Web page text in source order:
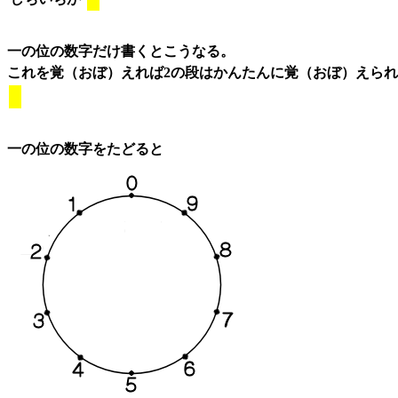
一の位の数字だけ書くとこうなる。
これを覚（おぼ）えれば2の段はかんたんに覚（おぼ）えら
一の位の数字をたどると